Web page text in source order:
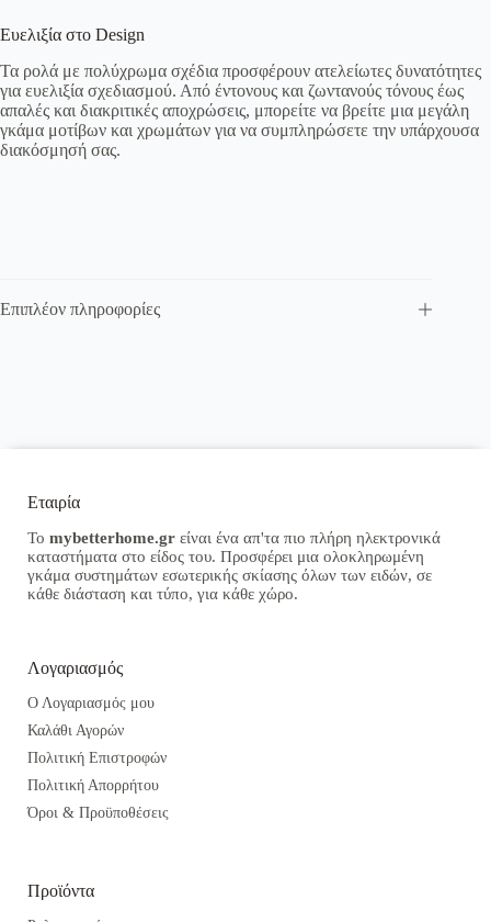
Ευελιξία στο Design
Τα ρολά με πολύχρωμα σχέδια προσφέρουν ατελείωτες δυνατότητες
για ευελιξία σχεδιασμού. Από έντονους και ζωντανούς τόνους έως
απαλές και διακριτικές αποχρώσεις, μπορείτε να βρείτε μια μεγάλη
γκάμα μοτίβων και χρωμάτων για να συμπληρώσετε την υπάρχουσα
διακόσμησή σας.
Επιπλέον πληροφορίες
Εταιρία
Το mybetterhome.gr είναι ένα απ'τα πιο πλήρη ηλεκτρονικά
καταστήματα στο είδος του. Προσφέρει μια ολοκληρωμένη
γκάμα συστημάτων εσωτερικής σκίασης όλων των ειδών, σε
κάθε διάσταση και τύπο, για κάθε χώρο.
Λογαριασμός
Ο Λογαριασμός μου
Καλάθι Αγορών
Πολιτική Επιστροφών
Πολιτική Απορρήτου
Όροι & Προϋποθέσεις
Προϊόντα